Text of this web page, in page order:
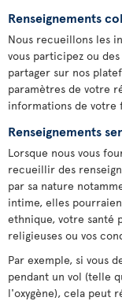
Renseignements
Nous recueillons les
vous participez ou
partager sur nos
paramètres de votre
informations de votre
Renseignements
Lorsque nous vous
recueillir des
par sa nature
intime, elles
ethnique, votre santé
religieuses ou vos
Par exemple, si vous
pendant un vol (telle
l'oxygène), cela peut